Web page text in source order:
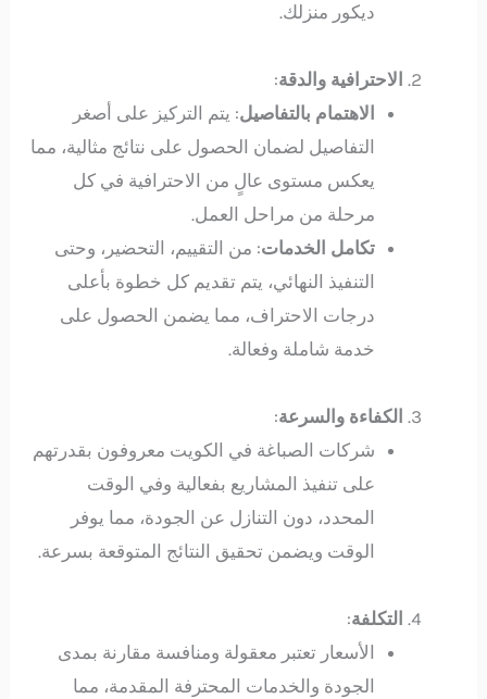
ديكور منزلك.
الاحترافية والدقة:
الاهتمام بالتفاصيل: يتم التركيز على أصغر
التفاصيل لضمان الحصول على نتائج مثالية، مما
يعكس مستوى عالٍ من الاحترافية في كل
مرحلة من مراحل العمل.
تكامل الخدمات: من التقييم، التحضير، وحتى
التنفيذ النهائي، يتم تقديم كل خطوة بأعلى
درجات الاحتراف، مما يضمن الحصول على
خدمة شاملة وفعالة.
الكفاءة والسرعة:
شركات الصباغة في الكويت معروفون بقدرتهم
على تنفيذ المشاريع بفعالية وفي الوقت
المحدد، دون التنازل عن الجودة، مما يوفر
الوقت ويضمن تحقيق النتائج المتوقعة بسرعة.
التكلفة:
الأسعار تعتبر معقولة ومنافسة مقارنة بمدى
الجودة والخدمات المحترفة المقدمة، مما